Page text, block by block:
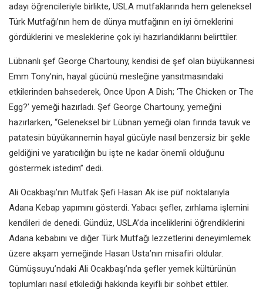
adayı öğrencileriyle birlikte, USLA mutfaklarında hem geleneksel
Türk Mutfağı’nın hem de dünya mutfağının en iyi örneklerini
gördüklerini ve mesleklerine çok iyi hazırlandıklarını belirttiler.
Lübnanlı şef George Chartouny, kendisi de şef olan büyükannesi
Emm Tony’nin, hayal gücünü mesleğine yansıtmasındaki
etkilerinden bahsederek, Once Upon A Dish; ‘The Chicken or The
Egg?’ yemeği hazırladı. Şef George Chartouny, yemeğini
hazırlarken, “Geleneksel bir Lübnan yemeği olan fırında tavuk ve
patatesin büyükannemin hayal gücüyle nasıl benzersiz bir şekle
geldiğini ve yaratıcılığın bu işte ne kadar önemli olduğunu
göstermek istedim” dedi.
Ali Ocakbaşı’nın Mutfak Şefi Hasan Ak ise püf noktalarıyla
Adana Kebap yapımını gösterdi. Yabacı şefler, zırhlama işlemini
kendileri de denedi. Gündüz, USLA’da inceliklerini öğrendiklerini
Adana kebabını ve diğer Türk Mutfağı lezzetlerini deneyimlemek
üzere akşam yemeğinde Hasan Usta’nın misafiri oldular.
Gümüşsuyu’ndaki Ali Ocakbaşı’nda şefler yemek kültürünün
toplumları nasıl etkilediği hakkında keyifli bir sohbet ettiler.